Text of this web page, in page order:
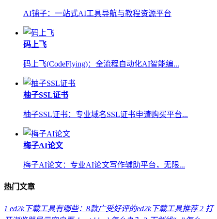
AI铺子：一站式AI工具导航与教程资源平台
码上飞
码上飞(CodeFlying)：全流程自动化AI智能编...
柚子SSL证书
柚子SSL证书：专业域名SSL证书申请购买平台...
梅子AI论文
梅子AI论文：专业AI论文写作辅助平台，无限...
热门文章
1 ed2k下载工具有哪些：8款广受好评的ed2k下载工具推荐 2 打